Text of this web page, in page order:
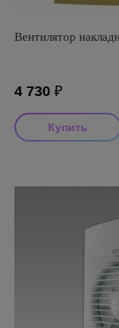
Вентилятор
4 730 ₽